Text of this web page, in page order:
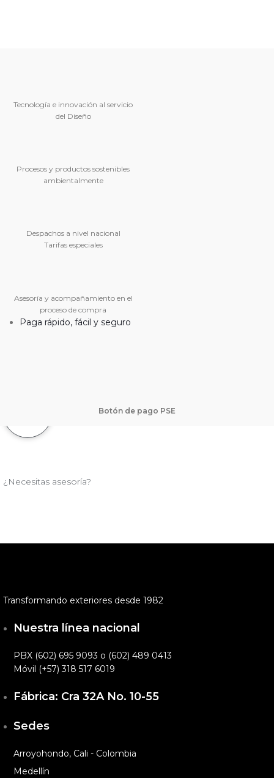
Tecnología e innovación al servicio
del Diseño
Procesos y productos sostenibles
ambientalmente
Despachos a nivel nacional
Tarifas especiales
Asesoría y acompañamiento en el
proceso de compra
Paga rápido, fácil y seguro
Botón de pago PSE
¿Necesitas asesoría?
Transformando exteriores desde 1982
Nuestra línea nacional
PBX (602) 695 9093 o (602) 489 0413
Móvil (+57) 318 517 6019
Fábrica: Cra 32A No. 10-55
Sedes
Arroyohondo, Cali - Colombia
Medellín